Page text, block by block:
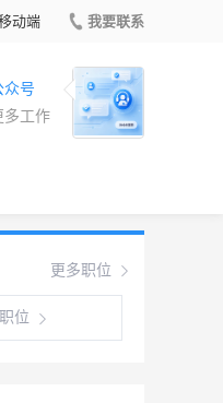
动端 我要联系
众号
多工作
更多职位
位